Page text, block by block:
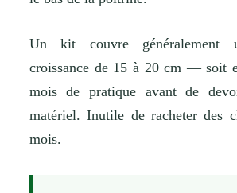
Un kit couvre généralement
croissance de 15 à 20 cm — soit
mois de pratique avant de
matériel. Inutile de racheter des
mois.